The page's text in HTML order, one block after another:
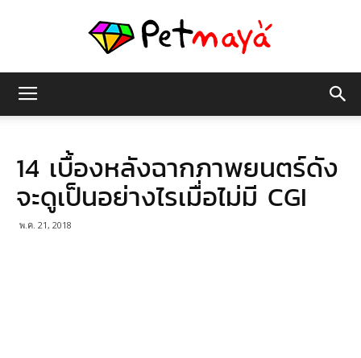
มายา
14 เบื้องหลังฉากภาพยนตร์ดัง
จะดูเป็นอย่างไรเมื่อไม่มี CGI
พ.ค. 21, 2018